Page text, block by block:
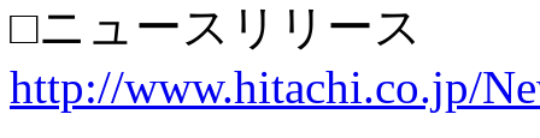
□ニュースリリース
http://www.hitachi.co.jp/